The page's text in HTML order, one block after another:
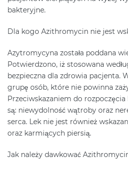
bakteryjne.
Dla kogo Azithromycin nie jest
Azytromycyna została poddana
Potwierdzono, iż stosowana
bezpieczna dla zdrowia pacjenta.
grupę osób, które nie powinna
Przeciwskazaniem do
są: niewydolność wątroby oraz
serca. Lek nie jest również
oraz karmiących piersią.
Jak należy dawkować